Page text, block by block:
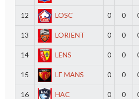
12 LOSC 0 0
13 LORIENT 0 0
14 LENS 0 0
15 LE MANS 0 0
16 HAC 0 0